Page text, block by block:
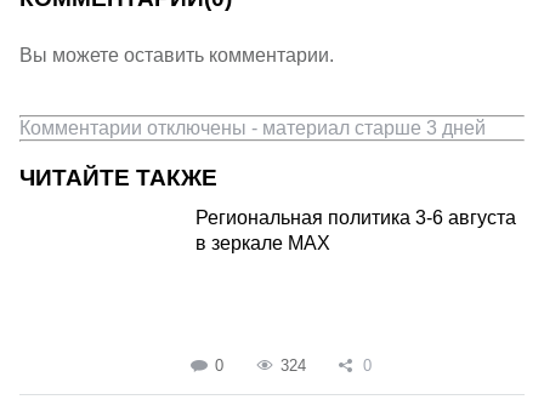
Вы можете оставить комментарии.
Комментарии отключены - материал старше 3 дней
ЧИТАЙТЕ ТАКЖЕ
Региональная политика 3-6 августа
в зеркале MAX
0 324 0